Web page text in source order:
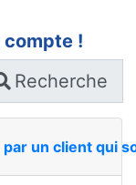
compte !
Recherche
un client qui